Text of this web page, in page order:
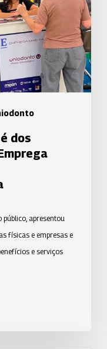
dos
apresentou
físicas e empresas e
e serviços